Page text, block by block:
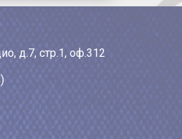
д.7, стр.1, оф.312